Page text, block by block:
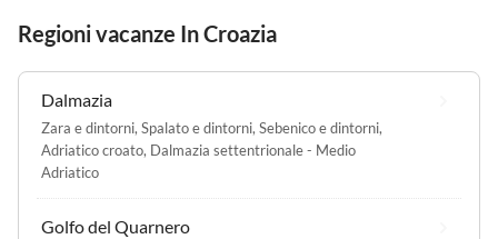
Regioni vacanze In Croazia
Dalmazia
Zara e dintorni, Spalato e dintorni, Sebenico e dintorni,
Adriatico croato, Dalmazia settentrionale - Medio
Adriatico
Golfo del Quarnero